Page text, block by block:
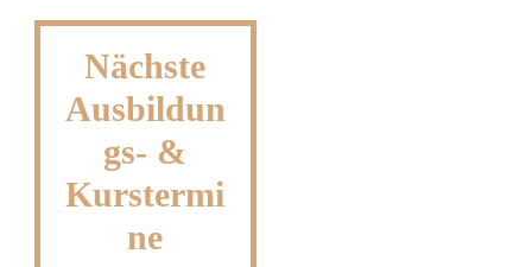
Nächste
Ausbildun
gs- &
Kurstermi
ne